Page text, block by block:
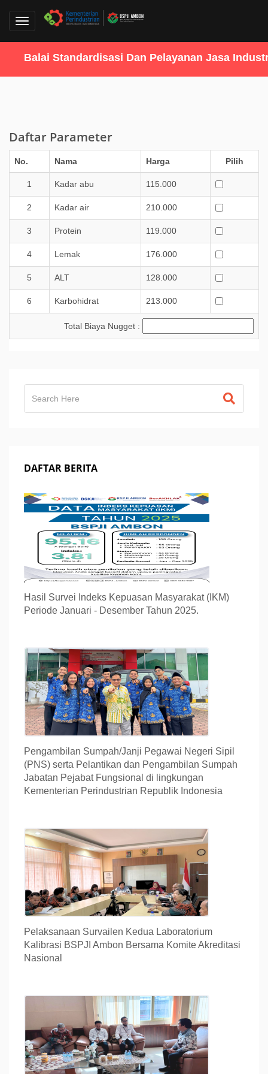
Toggle
Balai Standardisasi Dan Pelayanan Jasa Industri
Daftar Parameter
No. Nama Harga Pilih
1 Kadar abu 115.000
2 Kadar air 210.000
3 Protein 119.000
4 Lemak 176.000
5 ALT 128.000
6 Karbohidrat 213.000
Total Biaya Nugget :
DAFTAR BERITA
Hasil Survei Indeks Kepuasan Masyarakat (IKM)
Periode Januari - Desember Tahun 2025.
Pengambilan Sumpah/Janji Pegawai Negeri Sipil
(PNS) serta Pelantikan dan Pengambilan Sumpah
Jabatan Pejabat Fungsional di lingkungan
Kementerian Perindustrian Republik Indonesia
Pelaksanaan Survailen Kedua Laboratorium
Kalibrasi BSPJI Ambon Bersama Komite Akreditasi
Nasional